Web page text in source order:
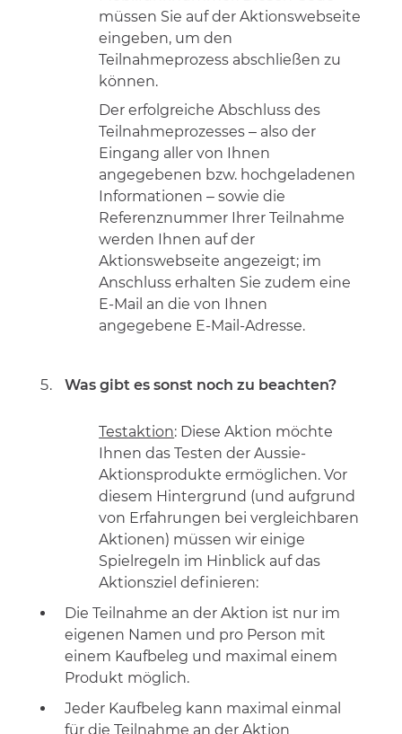
müssen Sie auf der Aktionswebseite
eingeben, um den
Teilnahmeprozess abschließen zu
können.
Der erfolgreiche Abschluss des
Teilnahmeprozesses – also der
Eingang aller von Ihnen
angegebenen bzw. hochgeladenen
Informationen – sowie die
Referenznummer Ihrer Teilnahme
werden Ihnen auf der
Aktionswebseite angezeigt; im
Anschluss erhalten Sie zudem eine
E-Mail an die von Ihnen
angegebene E-Mail-Adresse.
Was gibt es sonst noch zu beachten?
Testaktion: Diese Aktion möchte
Ihnen das Testen der Aussie-
Aktionsprodukte ermöglichen. Vor
diesem Hintergrund (und aufgrund
von Erfahrungen bei vergleichbaren
Aktionen) müssen wir einige
Spielregeln im Hinblick auf das
Aktionsziel definieren:
Die Teilnahme an der Aktion ist nur im
eigenen Namen und pro Person mit
einem Kaufbeleg und maximal einem
Produkt möglich.
Jeder Kaufbeleg kann maximal einmal
für die Teilnahme an der Aktion